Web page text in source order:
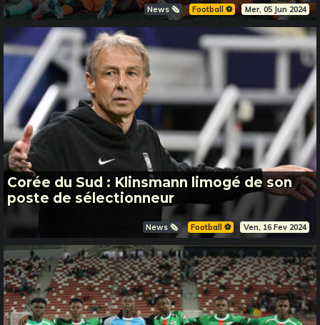
News 🗞️ Football ⚽️ Mer, 05 Jun 2024
Corée du Sud : Klinsmann limogé de son
poste de sélectionneur
News 🗞️ Football ⚽️ Ven, 16 Fev 2024